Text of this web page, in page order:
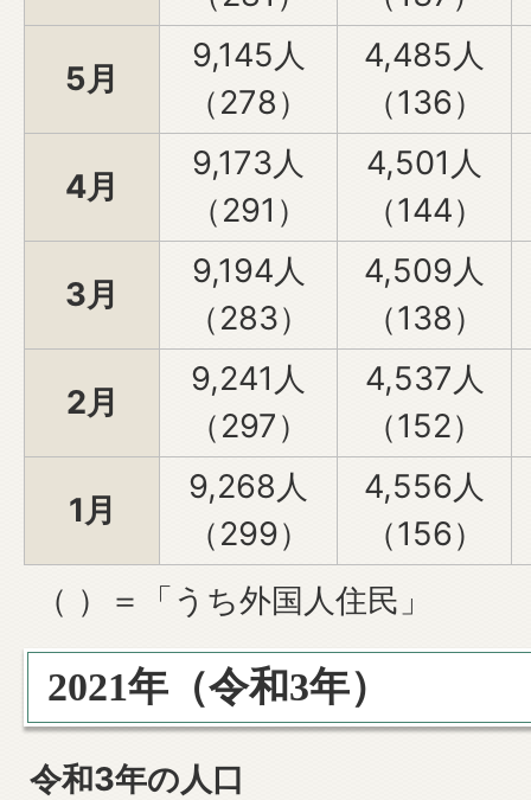
5月
9,145人
（278）
4,485人
（136）
4月
9,173人
（291）
4,501人
（144）
3月
9,194人
（283）
4,509人
（138）
2月
9,241人
（297）
4,537人
（152）
1月
9,268人
（299）
4,556人
（156）
（ ）＝「うち外国人住民」
2021年（令和3年）
令和3年の人口